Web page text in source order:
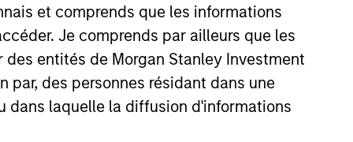
et comprends que les informations
Je comprends par ailleurs que les
entités de Morgan Stanley Investment
par, des personnes résidant dans une
dans laquelle la diffusion d'informations
Mr. Xu led the establishment
over RMB 7.6bn across
Fund III (2021). Mr. Xu was
Mr. Xu served as the Chief
Xu worked in the Investment
Foreign Trade and Applied
of Michigan.